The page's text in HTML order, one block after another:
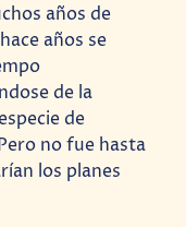
años de
años se
de la
de
no fue hasta
los planes